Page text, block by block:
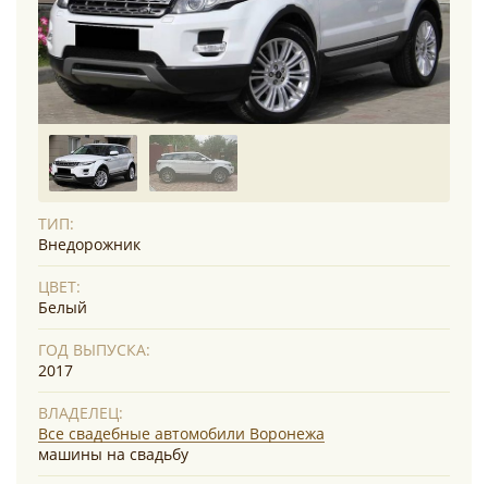
ТИП:
Внедорожник
ЦВЕТ:
Белый
ГОД ВЫПУСКА:
2017
ВЛАДЕЛЕЦ:
Все свадебные автомобили Воронежа
машины на свадьбу